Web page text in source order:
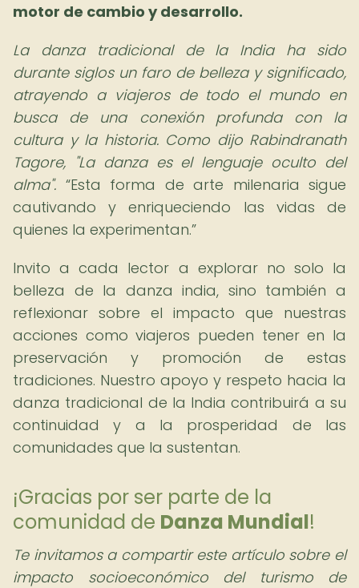
motor de cambio y desarrollo.
La danza tradicional de la India ha sido
durante siglos un faro de belleza y significado,
atrayendo a viajeros de todo el mundo en
busca de una conexión profunda con la
cultura y la historia. Como dijo Rabindranath
Tagore, "La danza es el lenguaje oculto del
alma".
Esta forma de arte milenaria sigue
cautivando y enriqueciendo las vidas de
quienes la experimentan.
Invito a cada lector a explorar no solo la
belleza de la danza india, sino también a
reflexionar sobre el impacto que nuestras
acciones como viajeros pueden tener en la
preservación y promoción de estas
tradiciones. Nuestro apoyo y respeto hacia la
danza tradicional de la India contribuirá a su
continuidad y a la prosperidad de las
comunidades que la sustentan.
¡Gracias por ser parte de la
comunidad de Danza Mundial!
Te invitamos a compartir este artículo sobre el
impacto socioeconómico del turismo de